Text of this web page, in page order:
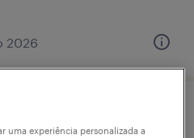
2026
- vp&a
uma experiência personalizada a